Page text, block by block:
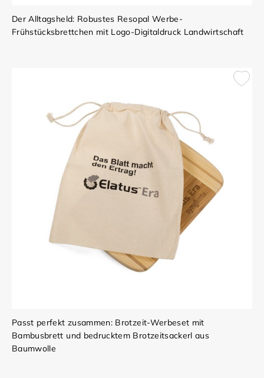
Der Alltagsheld: Robustes Resopal Werbe-
Frühstücksbrettchen mit Logo-Digitaldruck Landwirtschaft
Passt perfekt zusammen: Brotzeit-Werbeset mit
Bambusbrett und bedrucktem Brotzeitsackerl aus
Baumwolle